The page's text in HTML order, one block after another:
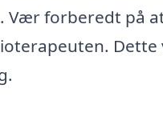
Vær forberedt på